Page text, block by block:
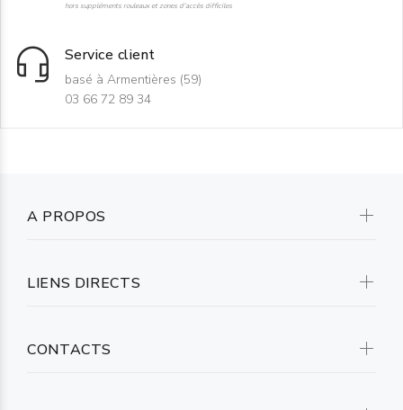
hors suppléments rouleaux et zones d'accès difficiles
Service client
basé à Armentières (59)
03 66 72 89 34
A PROPOS
LIENS DIRECTS
CONTACTS